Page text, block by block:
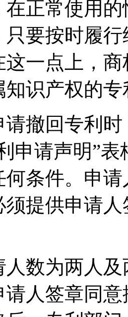
在正常使用
只要按时履
这一点上，
知识产权的
请撤回专利
申请声明”
何条件。申
须提供申请
人数为两人
请人签章同